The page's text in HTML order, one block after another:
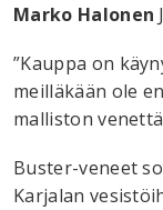
Marko Halonen
”Kauppa on
meilläkään ole
malliston
Buster-veneet
Karjalan